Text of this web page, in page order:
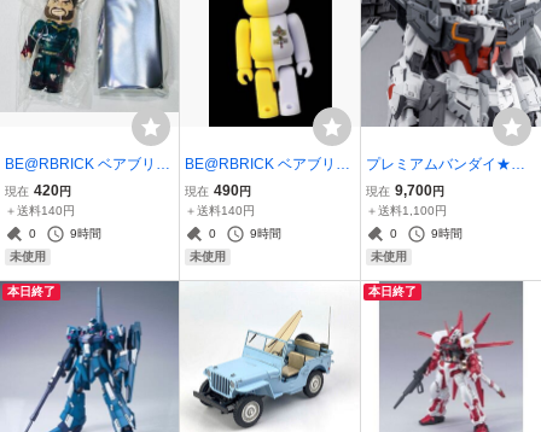
BE@RBRICK ベアブリッ
ク シリーズ49★HERO T
HE BOYS
現在 420円
＋送料140円
0
9時間
未使用
BE@RBRICK ベアブリッ
ク シリーズ51 ★FLAG
現在 490円
＋送料140円
0
9時間
未使用
プレミアムバンダイ★Ｍ
Ｇ 1/100 ガンダムエクス
インパルス「ガンダムビ
ルドダイバーズ Genius H
ead Line」未組み立て品
現在 9,700円
＋送料1,100円
0
9時間
未使用
本日終了 本日終了